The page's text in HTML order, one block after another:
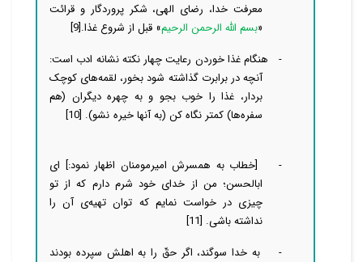
معرفت خدا، رضاى الهى، شکر پروردگار و قرائت
«بسم الله الرحمن الرحیم» قبل از شروع غذا.[9]
-
هنگام غذا خوردن رعایت چهار نکته نشانه ادب است:
آنچه در برابرت گذاشته شود بخور، لقمه‌هاى کوچک
بردار، غذا را خوب بجو و به چهره دیگران (هم
سفره‌ها) کمتر نگاه کن (به آنها خیره نشو).
[10]
-
[خطاب به همسرش امیرمومنان اظهار نمود:] ای
ابالحسن؛ من از خداى خود شرم دارم كه از تو
چیزى در خواست نمایم که توان تهیه‌ی آن را
نداشته باشى.
[11]
-
به خدا سوگند، اگر حقّ را به اهلش سپرده بودند